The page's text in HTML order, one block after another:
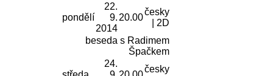
pondělí
22.
9.
2014
20.00
česky
| 2D
beseda s Radimem
Špačkem
24.
česky